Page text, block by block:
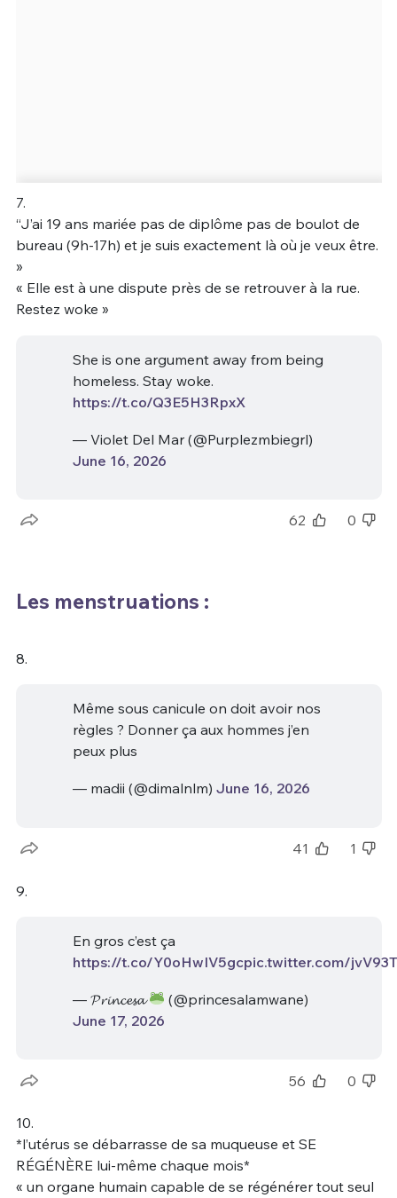
7.
“J’ai 19 ans mariée pas de diplôme pas de boulot de
bureau (9h-17h) et je suis exactement là où je veux être.
»
« Elle est à une dispute près de se retrouver à la rue.
Restez woke »
She is one argument away from being
homeless. Stay woke.
https://t.co/Q3E5H3RpxX
— Violet Del Mar (@Purplezmbiegrl)
June 16, 2026
62 0
Les menstruations :
8.
Même sous canicule on doit avoir nos
règles ? Donner ça aux hommes j’en
peux plus
— madii (@dimalnlm) June 16, 2026
41 1
9.
En gros c’est ça
https://t.co/Y0oHwIV5gcpic.twitter.com/
— 𝓟𝓻𝓲𝓷𝓬𝓮𝓼𝓪
(@princesalamwane)
June 17, 2026
56 0
10.
*l’utérus se débarrasse de sa muqueuse et SE
RÉGÉNÈRE lui-même chaque mois*
« un organe humain capable de se régénérer tout seul